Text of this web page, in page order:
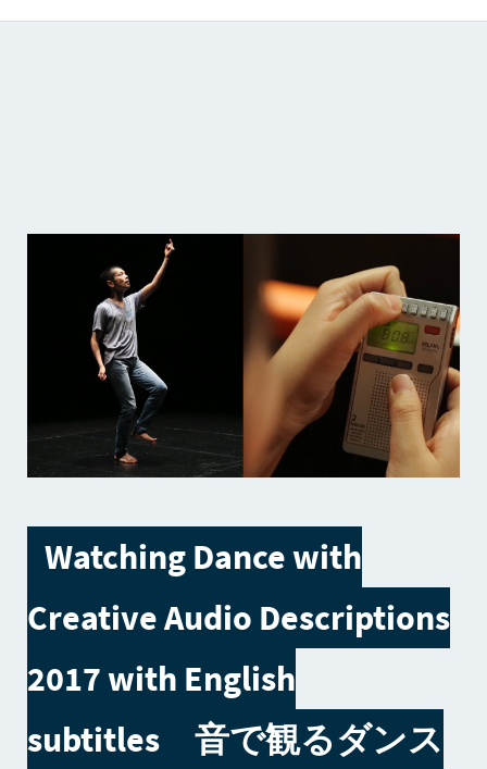
Watching Dance with
Creative Audio Descriptions
2017 with English
subtitles 音で観るダンス